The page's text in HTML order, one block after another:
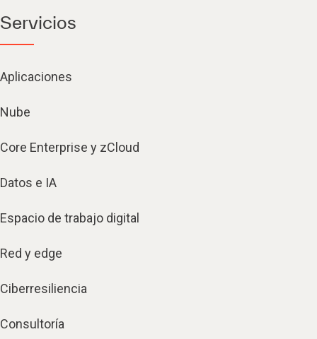
Servicios
Aplicaciones
Nube
Core Enterprise y zCloud
Datos e IA
Espacio de trabajo digital
Red y edge
Ciberresiliencia
Consultoría